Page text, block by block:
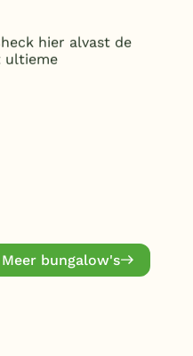
hier alvast de
ultieme
Meer bungalow's
in